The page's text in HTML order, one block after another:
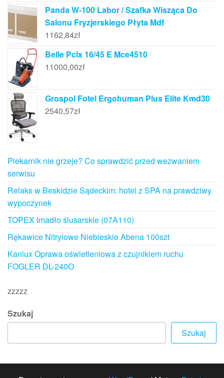
Panda W-100 Labor / Szafka Wisząca Do
Salonu Fryzjerskiego Płyta Mdf
1162,84zł
Belle Pclx 16/45 E Mce4510
11000,00zł
Grospol Fotel Ergohuman Plus Elite Kmd30
2540,57zł
Piekarnik nie grzeje? Co sprawdzić przed wezwaniem
serwisu
Relaks w Beskidzie Sądeckim: hotel z SPA na prawdziwy
wypoczynek
TOPEX Imadło ślusarskie (07A110)
Rękawice Nitrylowe Niebieskie Abena 100szt
Kanlux Oprawa oświetleniowa z czujnikiem ruchu
FOGLER DL-240O
zzzzz
Szukaj
Szukaj